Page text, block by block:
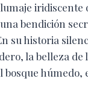
iridiscente
bendición
su historia
la belleza de